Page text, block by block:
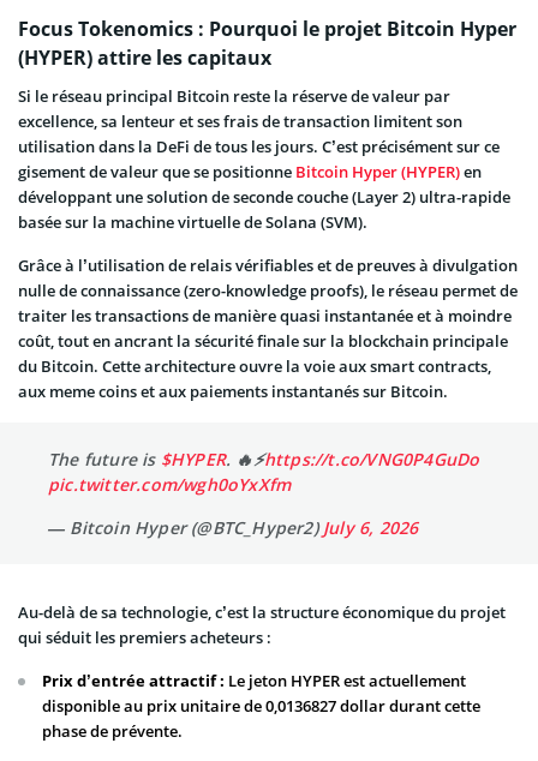
Focus Tokenomics : Pourquoi le projet Bitcoin Hyper
(HYPER) attire les capitaux
Si le réseau principal Bitcoin reste la réserve de valeur par
excellence, sa lenteur et ses frais de transaction limitent son
utilisation dans la DeFi de tous les jours. C’est précisément sur ce
gisement de valeur que se positionne Bitcoin Hyper (HYPER)en
développant une solution de seconde couche (Layer 2) ultra-rapide
basée sur la machine virtuelle de Solana (SVM).
Grâce à l’utilisation de relais vérifiables et de preuves à divulgation
nulle de connaissance (zero-knowledge proofs), le réseau permet de
traiter les transactions de manière quasi instantanée et à moindre
coût, tout en ancrant la sécurité finale sur la blockchain principale
du Bitcoin. Cette architecture ouvre la voie aux smart contracts,
aux meme coins et aux paiements instantanés sur Bitcoin.
The future is $HYPER. 🔥⚡️https://t.co/VNG0P4GuDo
pic.twitter.com/wgh0oYxXfm
— Bitcoin Hyper (@BTC_Hyper2)July 6, 2026
Au-delà de sa technologie, c’est la structure économique du projet
qui séduit les premiers acheteurs :
Prix d’entrée attractif : Le jeton HYPER est actuellement
disponible au prix unitaire de 0,0136827 dollar durant cette
phase de prévente.